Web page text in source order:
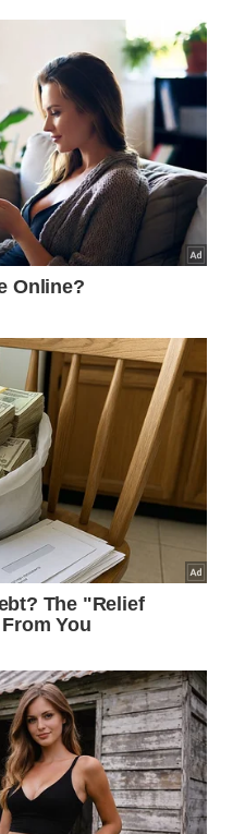
a cidade une a
à forte herança dos
é a Capital
cultural que recria as
noturnas, regadas a
típica da
sustentabilidade e
de guias
o artesanato e a
dos produtores
direto é o que mantém